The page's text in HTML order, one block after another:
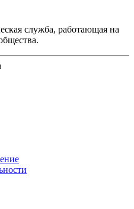
служба, работающая на